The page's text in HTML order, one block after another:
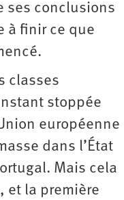
ses conclusions
à finir ce que
classes
stoppée
européenne
dans l’État
Mais cela
et la première